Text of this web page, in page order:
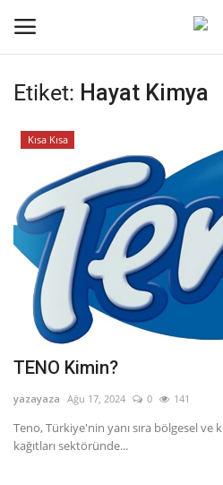
Oturum aç Kayıt
İletişim
Genel
Kodlama
Kripto Para
Dil
Etiket: Hayat Kimya
Kısa Kısa
TENO Kimin?
yazayaza Ağu 17, 2024 0 141
Teno, Türkiye'nin yanı sıra bölgesel ve
kağıtları sektöründe...